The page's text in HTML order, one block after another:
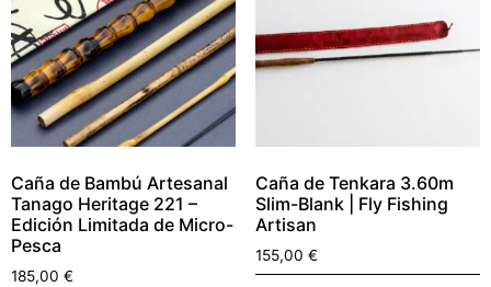
Caña de Bambú Artesanal
Tanago Heritage 221 –
Edición Limitada de Micro-
Pesca
185,00 €
Caña de Tenkara 3.60m
Slim-Blank | Fly Fishing
Artisan
155,00 €